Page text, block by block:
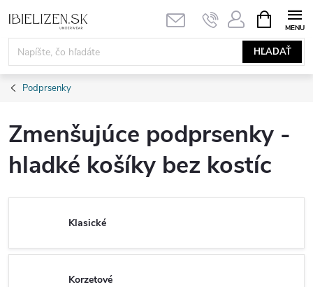
na
obsah
HĽADAŤ
KOŠÍK
Podprsenky
Zmenšujúce podprsenky -
hladké košíky bez kostíc
Klasické
Korzetové